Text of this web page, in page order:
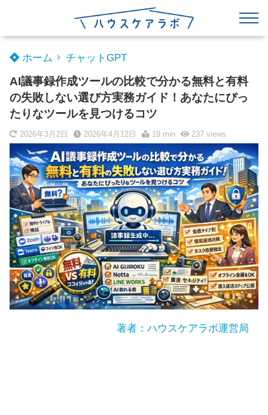
ホーム チャットGPT
AI議事録作成ツールの比較で分かる無料と有料
の失敗しない選び方実務ガイド！あなたにぴっ
たりなツールを見つけるコツ
2026年3月2日 2026年4月12日 19 min 237 views
著者：ハウスケアラボ運営局